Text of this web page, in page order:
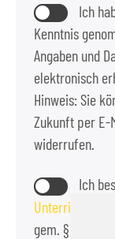
Ich
Kenntnis
Angaben und
elektronisch
Hinweis: Sie
Zukunft per E-
widerrufen.
Ich
Unterrichtung
gem. § 651a